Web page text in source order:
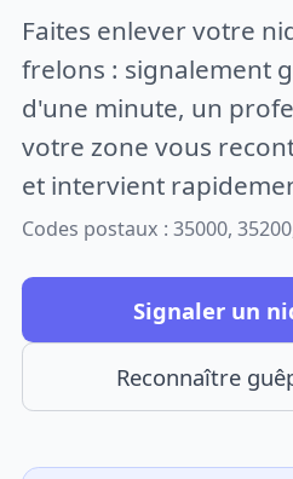
Faites enlever votre
frelons : signalement
d'une minute, un
votre zone vous
et intervient
Codes postaux : 35000,
Signaler un
Reconnaître